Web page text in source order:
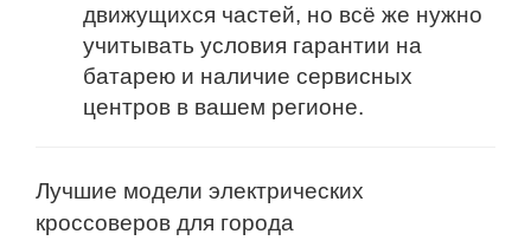
движущихся частей, но всё же нужно
учитывать условия гарантии на
батарею и наличие сервисных
центров в вашем регионе.
Лучшие модели электрических
кроссоверов для города